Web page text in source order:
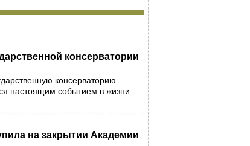
консерватории
консерваторию
настоящим событием в жизни
на закрытии Академии